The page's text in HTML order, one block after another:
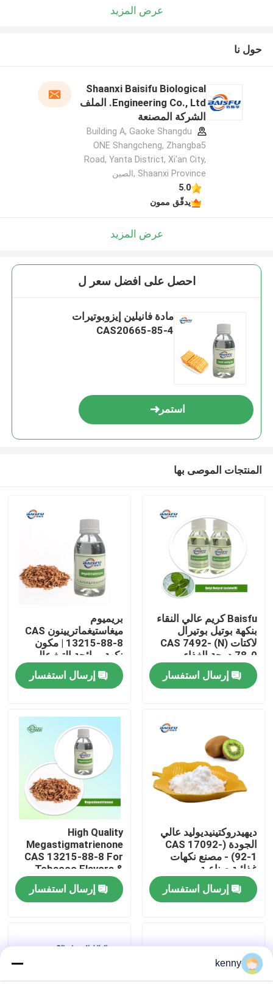
المنزل
المنتجات
برنامج VR
حولنا
جولة في المصنع
مراقبة الجودة
اتصل بنا
أخبار
نكهات الجوهر الغذائي
عرض المزيد
حول نا
Shaanxi Baisifu Biological
Engineering Co., Ltd. الملف
الشركة المصنعة
Building A, Gaoke Shangdu
ONE Shangcheng, Zhangba5
Road, Yanta District, Xi'an City,
Shaanxi Province ,الصين
5.0
يدقّق ممون
عرض المزيد
احصل على افضل سعر ل
مادة فانيلين إيزوبوتيرات
CAS20665-85-4
استمر
المنتجات الموصى بها
Baisfu كريم عالي النقاء
بنكهة بوتيل بوتيرال
لاكتات (N) CAS 7492-
78-0 درجة الغذاء
لمستحضرات التجميل
الشحن في جميع أنحاء
العالم
إرسال استفسار
بريميوم
ميغاستيغماتريينون CAS
13215-88-8 | مكون
نكهة ورائحة التبغ عالي
النقاء للمواد الكيميائية
اليوميةإرسال استفسار
ديهيدروكتينيديوليد عالي
الجودة (CAS 17092-
92-1) - مصنع نكهات
غذائية صناعية
إرسال استفسار
High Quality
Megastigmatrienone
CAS 13215-88-8 For
Tobacco Flavors &
Daily Chemicals
إرسال استفسار
kenny